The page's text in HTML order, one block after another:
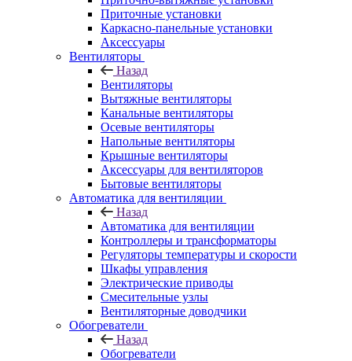
Приточные установки
Каркасно-панельные установки
Аксессуары
Вентиляторы
Назад
Вентиляторы
Вытяжные вентиляторы
Канальные вентиляторы
Осевые вентиляторы
Напольные вентиляторы
Крышные вентиляторы
Аксессуары для вентиляторов
Бытовые вентиляторы
Автоматика для вентиляции
Назад
Автоматика для вентиляции
Контроллеры и трансформаторы
Регуляторы температуры и скорости
Шкафы управления
Электрические приводы
Смесительные узлы
Вентиляторные доводчики
Обогреватели
Назад
Обогреватели